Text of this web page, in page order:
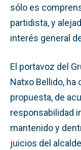
sólo es
partidista, y
interés general
El portavoz del
Natxo Bellido, ha
propuesta, de
responsabilidad
mantenido y
juicios del